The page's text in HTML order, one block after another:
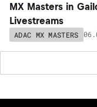
MX Masters in
Livestreams
ADAC MX MASTERS